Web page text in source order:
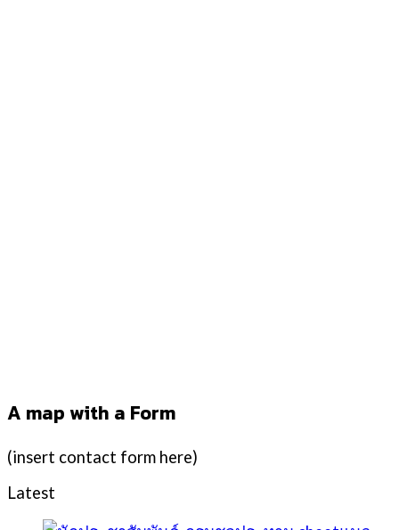
A map with a Form
(insert contact form here)
Latest